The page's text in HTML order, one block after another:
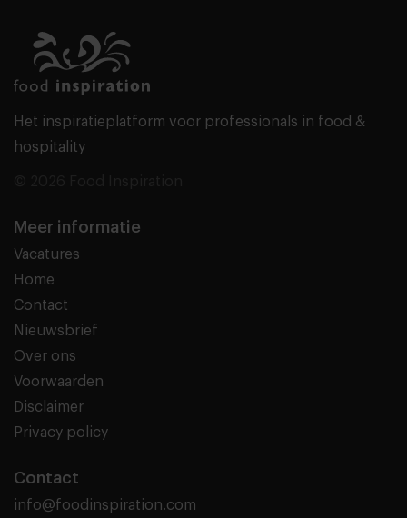
Het inspiratieplatform voor professionals in food &
hospitality
Meer informatie
Vacatures
Home
Contact
Nieuwsbrief
Over ons
Voorwaarden
Disclaimer
Privacy policy
Contact
info@foodinspiration.com